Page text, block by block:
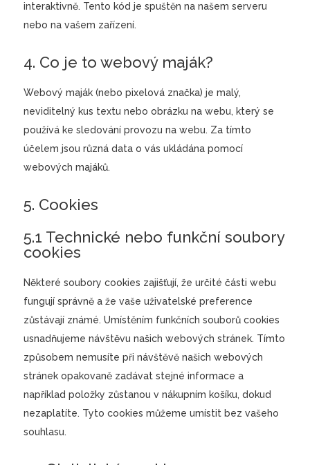
interaktivně. Tento kód je spuštěn na našem serveru
nebo na vašem zařízení.
4. Co je to webový maják?
Webový maják (nebo pixelová značka) je malý,
neviditelný kus textu nebo obrázku na webu, který se
používá ke sledování provozu na webu. Za tímto
účelem jsou různá data o vás ukládána pomocí
webových majáků.
5. Cookies
5.1 Technické nebo funkční soubory
cookies
Některé soubory cookies zajišťují, že určité části webu
fungují správně a že vaše uživatelské preference
zůstávají známé. Umístěním funkčních souborů cookies
usnadňujeme návštěvu našich webových stránek. Tímto
způsobem nemusíte při návštěvě našich webových
stránek opakovaně zadávat stejné informace a
například položky zůstanou v nákupním košíku, dokud
nezaplatíte. Tyto cookies můžeme umístit bez vašeho
souhlasu.